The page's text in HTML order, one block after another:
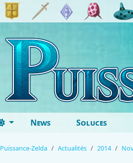
News Soluces
Puissance-Zelda Actualités 2014